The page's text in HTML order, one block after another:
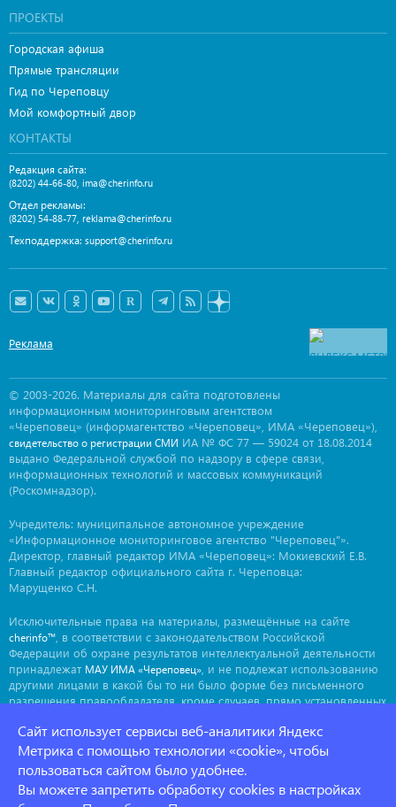
ПРОЕКТЫ
Городская афиша
Прямые трансляции
Гид по Череповцу
Мой комфортный двор
КОНТАКТЫ
Редакция сайта:
(8202) 44-66-80 ima@cherinfo.ru
Отдел рекламы:
(8202) 54-88-77 reklama@cherinfo.ru
Техподдержка: support@cherinfo.ru
Реклама
© 2003-2026. Материалы для сайта подготовлены
информационным мониторинговым агентством
«Череповец» (информагентство «Череповец», ИМА «Череповец»),
свидетельство о регистрации СМИ ИА № ФС 77 — 59024 от 18.08.2014
выдано Федеральной службой по надзору в сфере связи,
информационных технологий и массовых коммуникаций
(Роскомнадзор).
Учредитель: муниципальное автономное учреждение
«Информационное мониторинговое агентство "Череповец"».
Директор, главный редактор ИМА «Череповец»: Мокиевский Е.В.
Главный редактор официального сайта г. Череповца:
Марущенко С.Н.
Исключительные права на материалы, размещённые на сайте
cherinfo™ , в соответствии с законодательством Российской
Федерации об охране результатов интеллектуальной деятельности
принадлежат МАУ ИМА «Череповец» , и не подлежат использованию
другими лицами в какой бы то ни было форме без письменного
разрешения правообладателя, кроме случаев, прямо установленных
ima@cherinfo.ru. Мнение авторов может не совпадать с мнением
редакции.
При использовании материалов сайтаcherinfo™
является прямая, открытая для индексации гиперссылка на
Сайт использует сервисы веб-аналитики Яндекс
Метрика с помощью технологии «cookie», чтобы
пользоваться сайтом было удобнее.
Вы можете запретить обработку cookies в настройках